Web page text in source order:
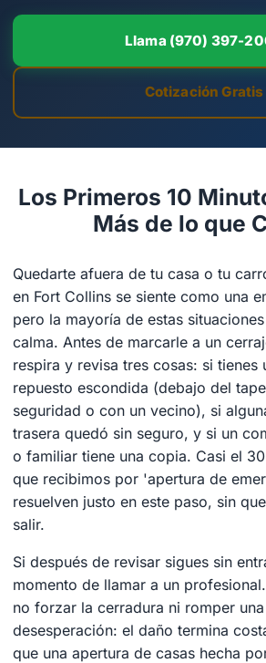
Llama (970) 397-
Cotización Gratis
Los Primeros 10
Más de lo que
Quedarte afuera de tu casa o tu
en Fort Collins se siente como una
pero la mayoría de estas
calma. Antes de marcarle a un
respira y revisa tres cosas: si tienes
repuesto escondida (debajo del
seguridad o con un vecino), si
trasera quedó sin seguro, y si un
o familiar tiene una copia. Casi el
que recibimos por 'apertura de
resuelven justo en este paso, sin
salir.
Si después de revisar sigues sin
momento de llamar a un
no forzar la cerradura ni romper
desesperación: el daño termina
que una apertura de casas hecha